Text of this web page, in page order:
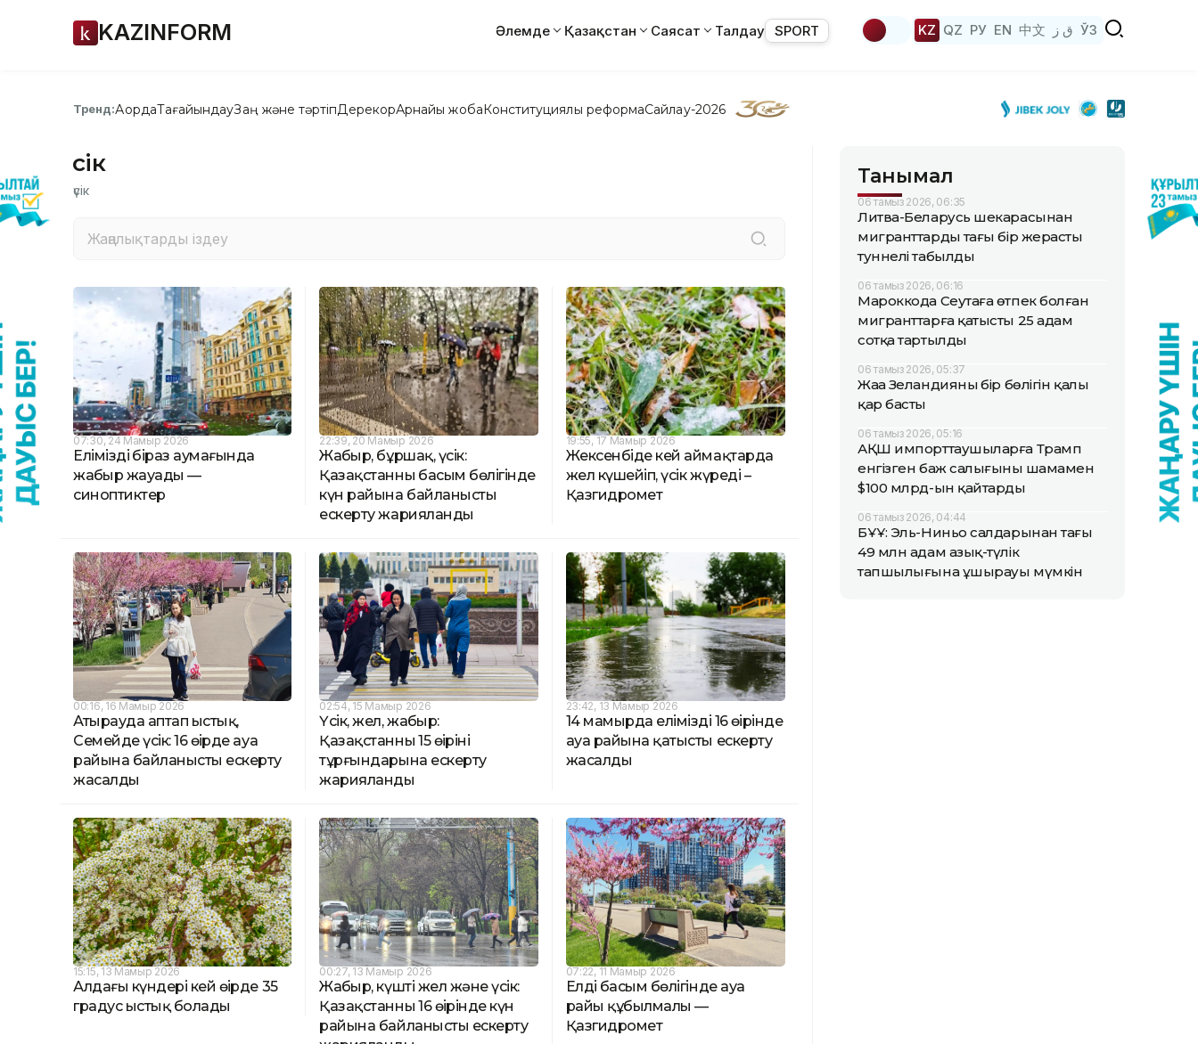
KAZINFORM Әлемде Қазақстан Саясат Талдау SPORT KZ QZ РУ EN 中文 ق ز ЎЗ
Тренд:АқордаТағайындауЗаң және тәртіпДерекқорАрнайы жобаКонституциялық реформаСайлау-2026
үсік
үсік
07:30, 24 Мамыр 2026
Еліміздің біраз аумағында
жаңбыр жауады —
синоптиктер
22:39, 20 Мамыр 2026
Жаңбыр, бұршақ, үсік:
Қазақстанның басым бөлігінде
күн райына байланысты
ескерту жарияланды
19:55, 17 Мамыр 2026
Жексенбіде кей аймақтарда
жел күшейіп, үсік жүреді –
Қазгидромет
00:16, 16 Мамыр 2026
Атырауда аптап ыстық,
Семейде үсік: 16 өңірде ауа
райына байланысты ескерту
жасалды
02:54, 15 Мамыр 2026
Үсік, жел, жаңбыр:
Қазақстанның 15 өңірінің
тұрғындарына ескерту
жарияланды
23:42, 13 Мамыр 2026
14 мамырда еліміздің 16 өңірінде
ауа райына қатысты ескерту
жасалды
15:15, 13 Мамыр 2026
Алдағы күндері кей өңірде 35
градус ыстық болады
00:27, 13 Мамыр 2026
Жаңбыр, күшті жел және үсік:
Қазақстанның 16 өңірінде күн
райына байланысты ескерту
07:22, 11 Мамыр 2026
Елдің басым бөлігінде ауа
райы құбылмалы —
Қазгидромет
Танымал
06 тамыз 2026, 06:35
Литва-Беларусь шекарасынан
мигранттардың тағы бір жерасты
туннелі табылды
06 тамыз 2026, 06:16
Мароккода Сеутаға өтпек болған
мигранттарға қатысты 25 адам
сотқа тартылды
06 тамыз 2026, 05:37
Жаңа Зеландияның бір бөлігін қалың
қар басты
06 тамыз 2026, 05:16
АҚШ импорттаушыларға Трамп
енгізген баж салығының шамамен
$100 млрд-ын қайтарды
06 тамыз 2026, 04:44
БҰҰ: Эль-Ниньо салдарынан тағы
49 млн адам азық-түлік
тапшылығына ұшырауы мүмкін